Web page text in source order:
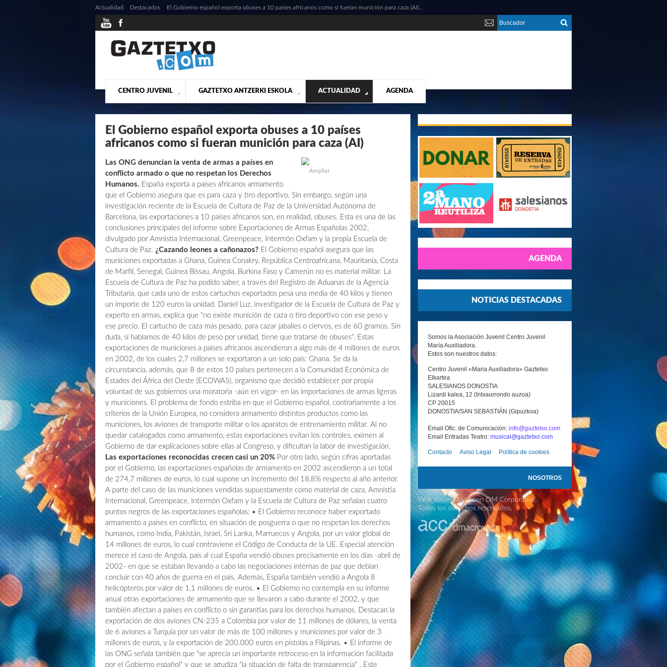
CENTRO JUVENIL
¿QUIENES SOMOS? ACTUALIDAD CONTACTO ¡VUELA ALTO RUBÉN!
GAZTETXO ANTZERKI ESKOLA
PRESENTACIÓN MUSICALES MATERIAL SEGUNDA MANO VENTA
ACTUALIDAD
DESTACADOS VIDEOS
AGENDA
Actualidad Destacados El Gobierno español exporta obuses a 10 países africanos como si fueran munición para caza (AI)...
AGENDA
NOTICIAS DESTACADAS
Somos la Asociación Juvenil Centro Juvenil
María Auxiliadora.
Estos son nuestros datos:
Centro Juvenil «Maria Auxiliadora» Gaztetxo
Elkartea
SALESIANOS DONOSTIA
Lizardi kalea, 12 (Intxaurrondo auzoa)
CP 20015
DONOSTIA/SAN SEBASTIÁN (Gipuzkoa)
Email Ofic. de Comunicación: info@gaztetxo.com
Email Entradas Teatro: musical@gaztetxo.com
Contacto Aviso Legal Política de cookies
NOSOTROS
Web desarrollada con DM Corporative.
Todos los derechos reservados.
El Gobierno español exporta obuses a 10 países
africanos como si fueran munición para caza (AI)
Ampliar
Las ONG denuncian la venta de armas a países en
conflicto armado o que no respetan los Derechos
Humanos. España exporta a países africanos armamento
que el Gobierno asegura que es para caza y tiro deportivo. Sin embargo, según una
investigación reciente de la Escuela de Cultura de Paz de la Universidad Autónoma de
Barcelona, las exportaciones a 10 países africanos son, en realidad, obuses. Esta es una de las
conclusiones principales del informe sobre Exportaciones de Armas Españolas 2002,
divulgado por Amnistía Internacional, Greenpeace, Intermón Oxfam y la propia Escuela de
Cultura de Paz. ¿Cazando leones a cañonazos? El Gobierno español asegura que las
municiones exportadas a Ghana, Guinea Conakry, República Centroafricana, Mauritania, Costa
de Marfil, Senegal, Guinea Bissau, Angola, Burkina Faso y Camerún no es material militar. La
Escuela de Cultura de Paz ha podido saber, a través del Registro de Aduanas de la Agencia
Tributaria, que cada uno de estos cartuchos exportados pesa una media de 40 kilos y tienen
un importe de 120 euros la unidad. Daniel Luz, investigador de la Escuela de Cultura de Paz y
experto en armas, explica que "no existe munición de caza o tiro deportivo con ese peso y
ese precio. El cartucho de caza más pesado, para cazar jabalíes o ciervos, es de 60 gramos. Sin
duda, si hablamos de 40 kilos de peso por unidad, tiene que tratarse de obuses". Estas
exportaciones de municiones a países africanos ascendieron a algo más de 4 millones de euros
en 2002, de los cuales 2,7 millones se exportaron a un solo país: Ghana. Se da la
circunstancia, además, que 8 de estos 10 países pertenecen a la Comunidad Económica de
Estados del África del Oeste (ECOWAS), organismo que decidió establecer por propia
voluntad de sus gobiernos una moratoria -aún en vigor- en las importaciones de armas ligeras
y municiones. El problema de fondo estriba en que el Gobierno español, contrariamente a los
criterios de la Unión Europea, no considera armamento distintos productos como las
municiones, los aviones de transporte militar o los aparatos de entrenamiento militar. Al no
quedar catalogados como armamento, estas exportaciones evitan los controles, eximen al
Gobierno de dar explicaciones sobre ellas al Congreso, y dificultan la labor de investigación.
Las exportaciones reconocidas crecen casi un 20% Por otro lado, según cifras aportadas
por el Gobierno, las exportaciones españolas de armamento en 2002 ascendieron a un total
de 274,7 millones de euros, lo cual supone un incremento del 18,8% respecto al año anterior.
A parte del caso de las municiones vendidas supuestamente como material de caza, Amnistía
Internacional, Greenpeace, Intermón Oxfam y la Escuela de Cultura de Paz señalan cuatro
puntos negros de las exportaciones españolas: • El Gobierno reconoce haber exportado
armamento a países en conflicto, en situación de posguerra o que no respetan los derechos
humanos, como India, Pakistán, Israel, Sri Lanka, Marruecos y Angola, por un valor global de
14 millones de euros, lo cual contraviene el Código de Conducta de la UE. Especial atención
merece el caso de Angola, país al cual España vendió obuses precisamente en los días -abril de
2002- en que se estaban llevando a cabo las negociaciones internas de paz que debían
concluir con 40 años de guerra en el país. Además, España también vendió a Angola 8
helicópteros por valor de 1,1 millones de euros. • El Gobierno no contempla en su informe
anual otras exportaciones de armamento que se llevaron a cabo durante el 2002, y que
también afectan a países en conflicto o sin garantías para los derechos humanos. Destacan la
exportación de dos aviones CN-235 a Colombia por valor de 11 millones de dólares, la venta
de 6 aviones a Turquía por un valor de más de 100 millones y municiones por valor de 3
millones de euros, y la exportación de 200.000 euros en pistolas a Filipinas. • El informe de
las ONG señala también que "se aprecia un importante retroceso en la información facilitada
por el Gobierno español" y que se agudiza "la situación de falta de transparencia" . Este